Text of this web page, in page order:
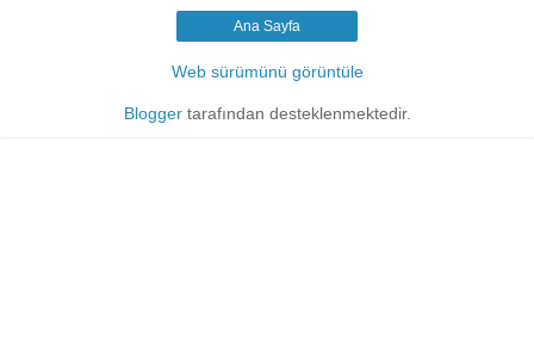
Ana Sayfa
Web sürümünü görüntüle
Bloggertarafından desteklenmektedir.